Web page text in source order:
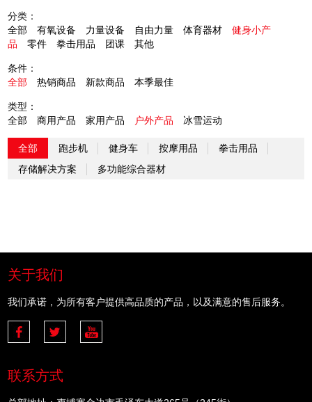
分类：
全部
有氧设备 力量设备 自由力量 体育器材
健身小产
品
零件 拳击用品 团课 其他
条件：
全部
热销商品 新款商品 本季最佳
类型：
全部
商用产品 家用产品 户外产品 冰雪运动
全部 跑步机 健身车 按摩用品
拳击用品
存储解决方案
多功能综合器材
关于我们
我们承诺，为所有客户提供高品质的产品，以及满意的售后服务。
联系方式